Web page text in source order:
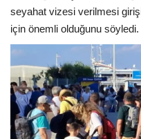
seyahat vizesi verilmesi
için önemli olduğunu söyledi.